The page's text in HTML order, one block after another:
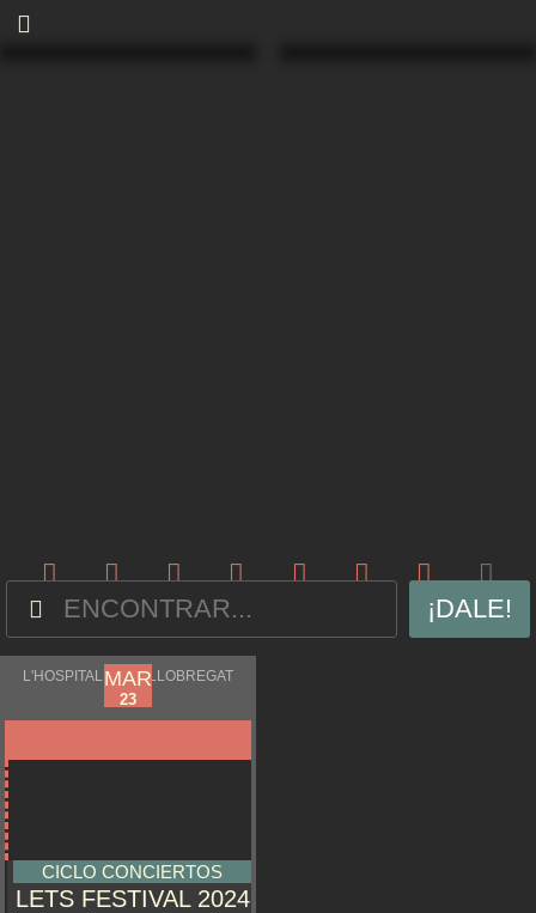
¡DALE!
L'HOSPITALET DE LLOBREGAT
FEB
16
MAR
23
CICLO CONCIERTOS
LETS FESTIVAL 2024